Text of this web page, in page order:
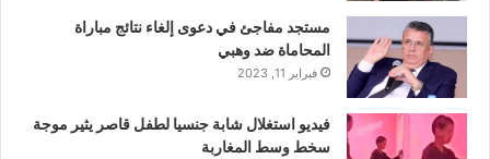
مستجد مفاجئ في دعوى إلغاء نتائج مباراة
المحاماة ضد وهبي
فبراير 11, 2023
فيديو استغلال شابة جنسيا لطفل قاصر يثير موجة
سخط وسط المغاربة